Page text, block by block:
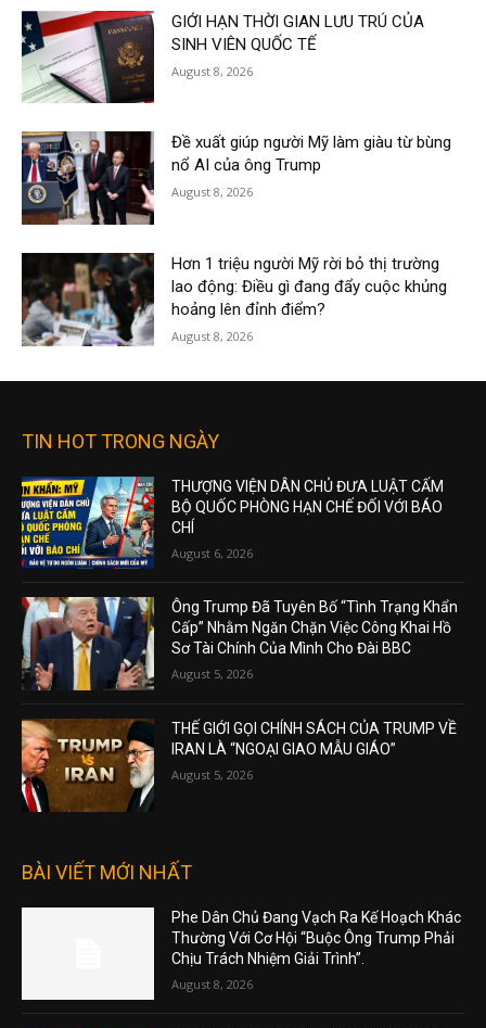
GIỚI HẠN THỜI GIAN LƯU TRÚ CỦA
SINH VIÊN QUỐC TẾ
August 8, 2026
Đề xuất giúp người Mỹ làm giàu từ bùng
nổ AI của ông Trump
August 8, 2026
Hơn 1 triệu người Mỹ rời bỏ thị trường
lao động: Điều gì đang đẩy cuộc khủng
hoảng lên đỉnh điểm?
August 8, 2026
TIN HOT TRONG NGÀY
THƯỢNG VIỆN DÂN CHỦ ĐƯA LUẬT CẤM
BỘ QUỐC PHÒNG HẠN CHẾ ĐỐI VỚI BÁO
CHÍ
August 6, 2026
Ông Trump Đã Tuyên Bố “Tình Trạng Khẩn
Cấp” Nhằm Ngăn Chặn Việc Công Khai Hồ
Sơ Tài Chính Của Mình Cho Đài BBC
August 5, 2026
THẾ GIỚI GỌI CHÍNH SÁCH CỦA TRUMP VỀ
IRAN LÀ “NGOẠI GIAO MẪU GIÁO”
August 5, 2026
BÀI VIẾT MỚI NHẤT
Phe Dân Chủ Đang Vạch Ra Kế Hoạch Khác
Thường Với Cơ Hội “Buộc Ông Trump Phải
Chịu Trách Nhiệm Giải Trình”.
August 8, 2026